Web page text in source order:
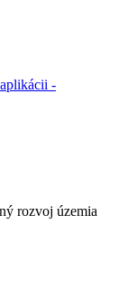
-
rozvoj územia